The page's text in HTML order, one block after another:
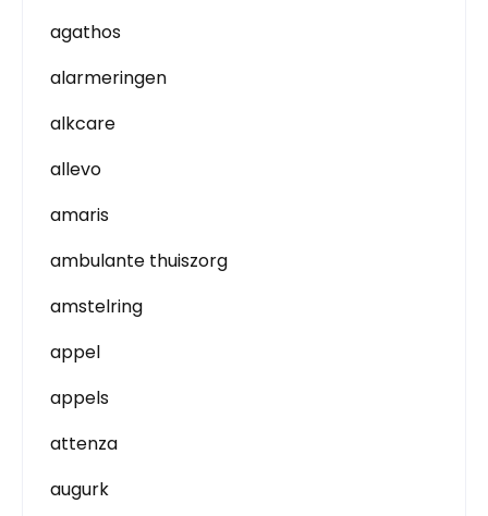
agathos
alarmeringen
alkcare
allevo
amaris
ambulante thuiszorg
amstelring
appel
appels
attenza
augurk